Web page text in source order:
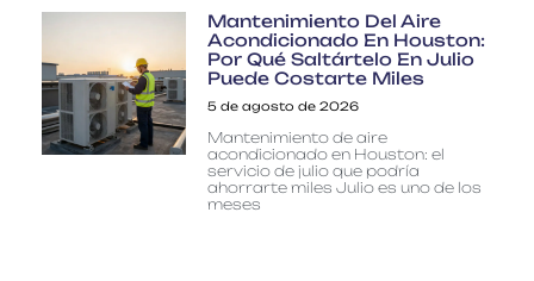
Mantenimiento Del Aire
Acondicionado En Houston:
Por Qué Saltártelo En Julio
Puede Costarte Miles
5 de agosto de 2026
Mantenimiento de aire
acondicionado en Houston: el
servicio de julio que podría
ahorrarte miles Julio es uno de los
meses